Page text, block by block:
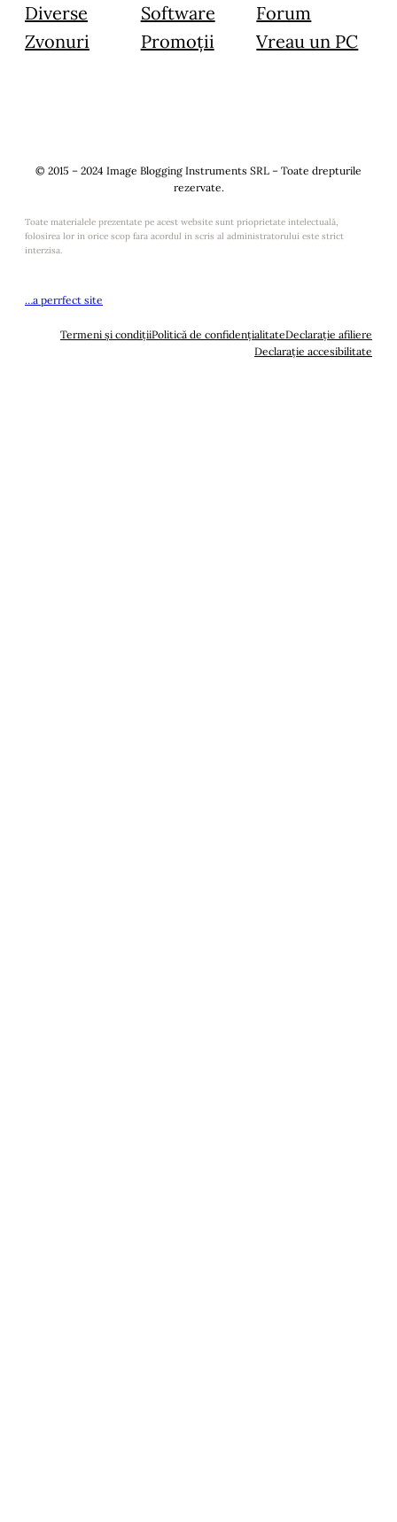
Diverse
Zvonuri
Software
Promoții
Forum
Vreau un PC
© 2015 – 2024 Image Blogging Instruments SRL – Toate drepturile
rezervate.
Toate materialele prezentate pe acest website sunt prioprietate intelectuală,
folosirea lor in orice scop fara acordul in scris al administratorului este strict
interzisa.
…a perrfect site
Termeni și condițiiPolitică de confidențialitateDeclarație afiliere
Declarație accesibilitate